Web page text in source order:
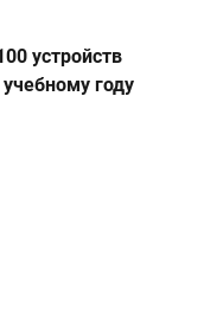
устройств
году